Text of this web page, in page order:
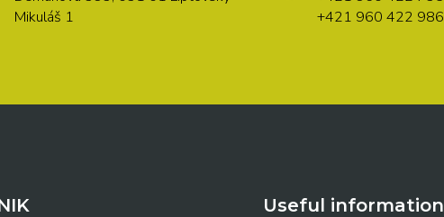
Mikuláš 1
+421 960 422 986
Useful information